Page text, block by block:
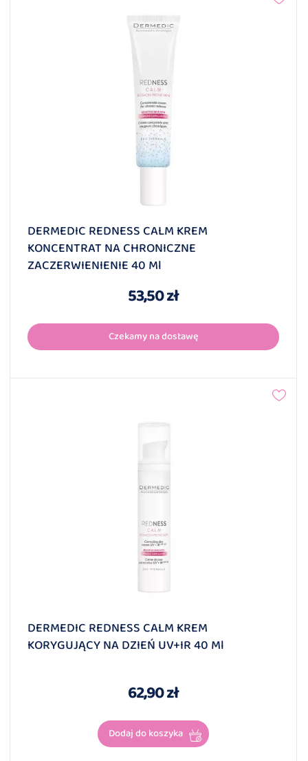
DERMEDIC REDNESS CALM KREM
KONCENTRAT NA CHRONICZNE
ZACZERWIENIENIE 40 Ml
53,50 zł
Czekamy na dostawę
DERMEDIC REDNESS CALM KREM
KORYGUJĄCY NA DZIEŃ UV+IR 40 Ml
62,90 zł
Dodaj do koszyka